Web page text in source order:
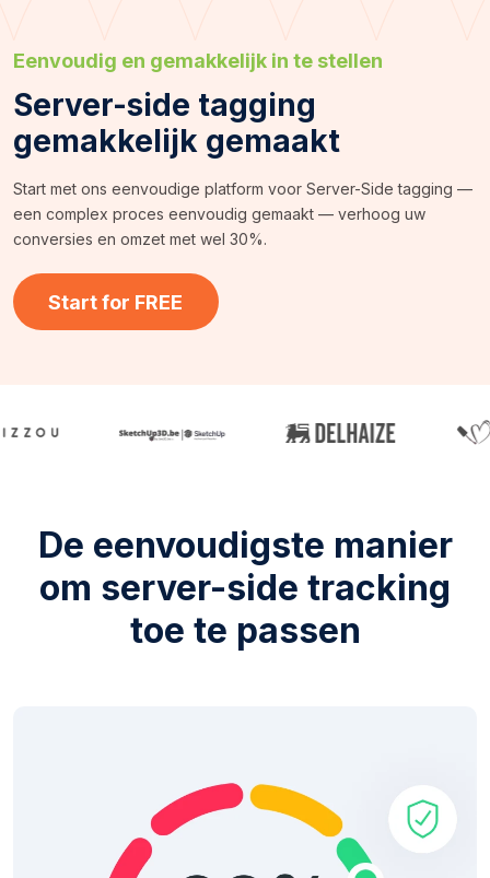
Eenvoudig en gemakkelijk in te stellen
Server-side tagging
gemakkelijk gemaakt
Start met ons eenvoudige platform voor Server-Side tagging —
een complex proces eenvoudig gemaakt — verhoog uw
conversies en omzet met wel 30%.
Start for FREE
De eenvoudigste manier
om server-side tracking
toe te passen